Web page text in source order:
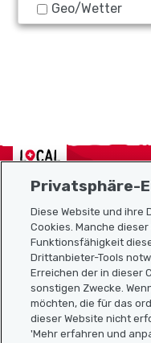
Geo/Wetter
Localcities
Sitemap
Nützliche Links
Localcities App
Privatsphäre-
Diese Website und ihre
Cookies. Manche
Funktionsfähigkeit
Drittanbieter-Tools
Erreichen der in dieser
sonstigen Zwecke.
möchten, die für das
dieser Website nicht
'Mehr erfahren und